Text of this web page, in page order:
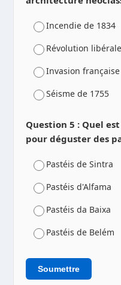
Incendie de 1834
Révolution libérale
Invasion française
Séisme de 1755
Question 5 : Quel
pour déguster des
Pastéis de Sintra
Pastéis d'Alfama
Pastéis da Baixa
Pastéis de Belém
Soumettre